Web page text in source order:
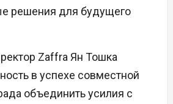
решения для будущего
Zaffra Ян Тошка
в успехе совместной
объединить усилия с